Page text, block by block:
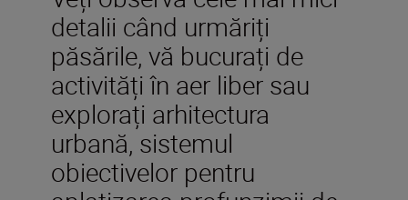
detalii când urmăriți
păsările, vă bucurați de
activități în aer liber sau
explorați arhitectura
urbană, sistemul
obiectivelor pentru